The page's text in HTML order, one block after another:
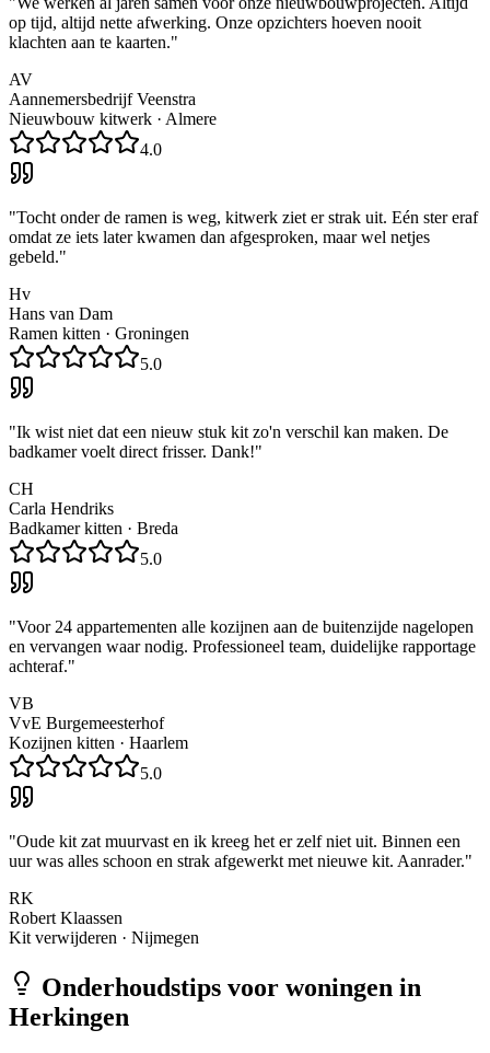
op tijd, altijd nette afwerking. Onze opzichters hoeven nooit
klachten aan te kaarten."
AV
Aannemersbedrijf Veenstra
Nieuwbouw kitwerk · Almere
4.0
"Tocht onder de ramen is weg, kitwerk ziet er strak uit. Eén ster eraf
omdat ze iets later kwamen dan afgesproken, maar wel netjes
gebeld."
Hv
Hans van Dam
Ramen kitten · Groningen
5.0
"Ik wist niet dat een nieuw stuk kit zo'n verschil kan maken. De
badkamer voelt direct frisser. Dank!"
CH
Carla Hendriks
Badkamer kitten · Breda
5.0
"Voor 24 appartementen alle kozijnen aan de buitenzijde nagelopen
en vervangen waar nodig. Professioneel team, duidelijke rapportage
achteraf."
VB
VvE Burgemeesterhof
Kozijnen kitten · Haarlem
5.0
"Oude kit zat muurvast en ik kreeg het er zelf niet uit. Binnen een
uur was alles schoon en strak afgewerkt met nieuwe kit. Aanrader."
RK
Robert Klaassen
Kit verwijderen · Nijmegen
Onderhoudstips voor woningen in
Herkingen